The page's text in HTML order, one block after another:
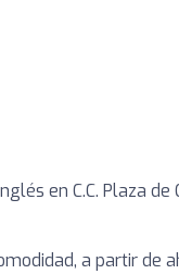
en C.C. Plaza
a partir de